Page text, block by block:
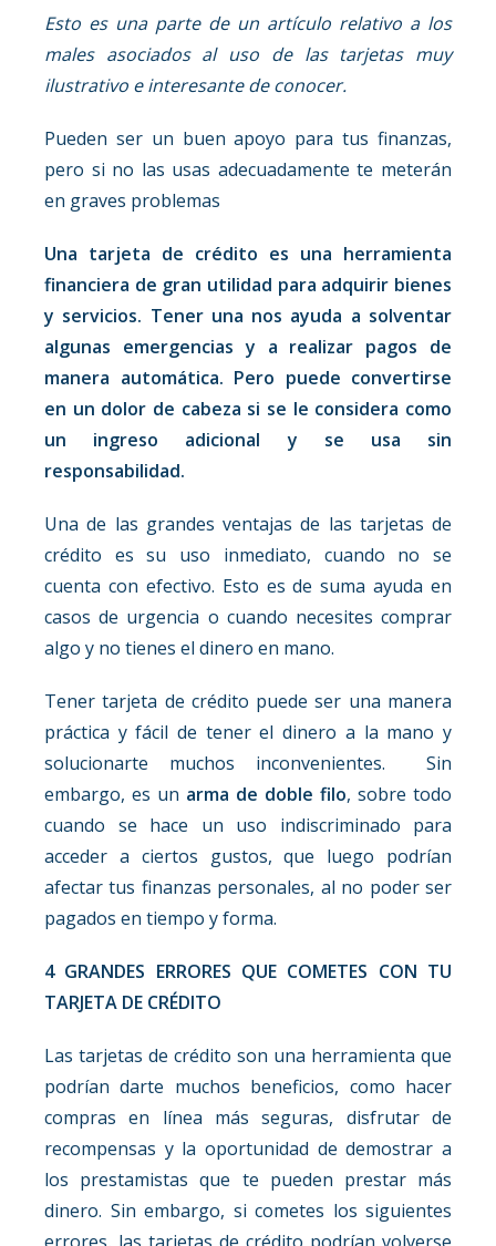
Esto es una parte de un artículo relativo a los
males asociados al uso de las tarjetas muy
ilustrativo e interesante de conocer.
Pueden ser un buen apoyo para tus finanzas,
pero si no las usas adecuadamente te meterán
en graves problemas
Una tarjeta de crédito es una herramienta
financiera de gran utilidad para adquirir bienes
y servicios. Tener una nos ayuda a solventar
algunas emergencias y a realizar pagos de
manera automática. Pero puede convertirse
en un dolor de cabeza si se le considera como
un ingreso adicional y se usa sin
responsabilidad.
Una de las grandes ventajas de las tarjetas de
crédito es su uso inmediato, cuando no se
cuenta con efectivo. Esto es de suma ayuda en
casos de urgencia o cuando necesites comprar
algo y no tienes el dinero en mano.
Tener tarjeta de crédito puede ser una manera
práctica y fácil de tener el dinero a la mano y
solucionarte muchos inconvenientes. Sin
embargo, es un arma de doble filo, sobre todo
cuando se hace un uso indiscriminado para
acceder a ciertos gustos, que luego podrían
afectar tus finanzas personales, al no poder ser
pagados en tiempo y forma.
4 GRANDES ERRORES QUE COMETES CON TU
TARJETA DE CRÉDITO
Las tarjetas de crédito son una herramienta que
podrían darte muchos beneficios, como hacer
compras en línea más seguras, disfrutar de
recompensas y la oportunidad de demostrar a
los prestamistas que te pueden prestar más
dinero. Sin embargo, si cometes los siguientes